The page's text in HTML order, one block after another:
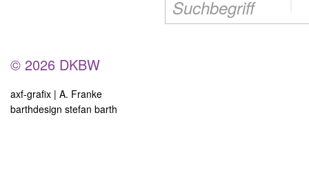
© 2026 DKBW
axf-grafix | A. Franke
barthdesign stefan barth